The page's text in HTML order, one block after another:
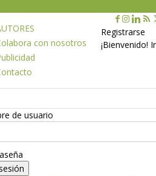
con nosotros
Registrarse
¡Bienvenido!
de usuario